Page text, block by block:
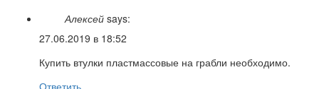
Алексей says:
27.06.2019 в 18:52
Купить втулки пластмассовые на грабли необходимо.
Ответить